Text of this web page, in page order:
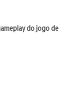
do jogo de